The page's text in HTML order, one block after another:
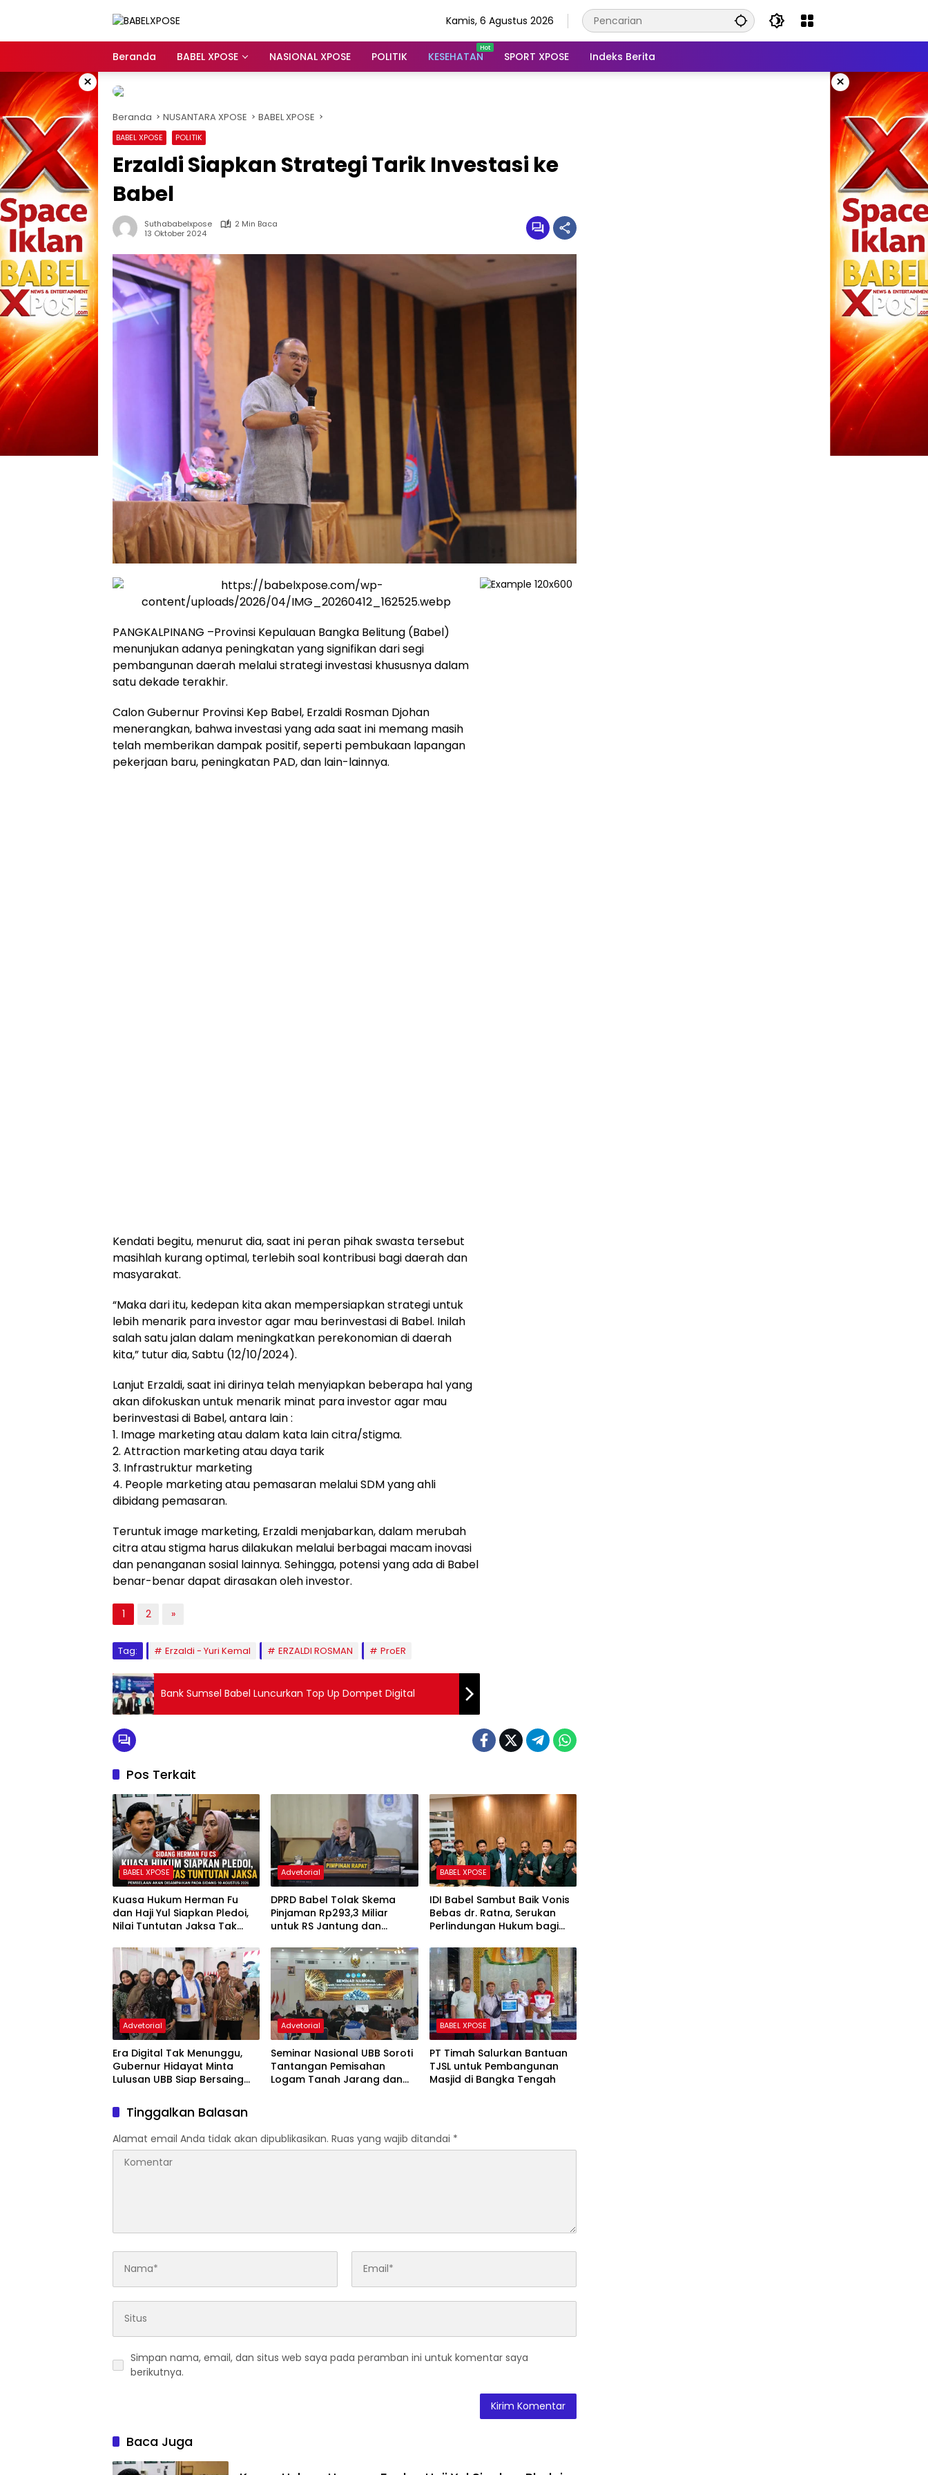
Kamis, 6 Agustus 2026
Beranda BABEL XPOSE NASIONAL XPOSE POLITIK KESEHATAN SPORT XPOSE Indeks Berita
× ×
Beranda NUSANTARA XPOSE BABEL XPOSE
BABEL XPOSE POLITIK
Erzaldi Siapkan Strategi Tarik Investasi ke
Babel
Suthababelxpose
2 Min Baca
13 Oktober 2024
PANGKALPINANG –Provinsi Kepulauan Bangka Belitung (Babel)
menunjukan adanya peningkatan yang signifikan dari segi
pembangunan daerah melalui strategi investasi khususnya dalam
satu dekade terakhir.
Calon Gubernur Provinsi Kep Babel, Erzaldi Rosman Djohan
menerangkan, bahwa investasi yang ada saat ini memang masih
telah memberikan dampak positif, seperti pembukaan lapangan
pekerjaan baru, peningkatan PAD, dan lain-lainnya.
Kendati begitu, menurut dia, saat ini peran pihak swasta tersebut
masihlah kurang optimal, terlebih soal kontribusi bagi daerah dan
masyarakat.
“Maka dari itu, kedepan kita akan mempersiapkan strategi untuk
lebih menarik para investor agar mau berinvestasi di Babel. Inilah
salah satu jalan dalam meningkatkan perekonomian di daerah
kita,” tutur dia, Sabtu (12/10/2024).
Lanjut Erzaldi, saat ini dirinya telah menyiapkan beberapa hal yang
akan difokuskan untuk menarik minat para investor agar mau
berinvestasi di Babel, antara lain :
1. Image marketing atau dalam kata lain citra/stigma.
2. Attraction marketing atau daya tarik
3. Infrastruktur marketing
4. People marketing atau pemasaran melalui SDM yang ahli
dibidang pemasaran.
Teruntuk image marketing, Erzaldi menjabarkan, dalam merubah
citra atau stigma harus dilakukan melalui berbagai macam inovasi
dan penanganan sosial lainnya. Sehingga, potensi yang ada di Babel
benar-benar dapat dirasakan oleh investor.
1 2 »
Tag: Erzaldi - Yuri Kemal ERZALDI ROSMAN ProER
Bank Sumsel Babel Luncurkan Top Up Dompet Digital
Pos Terkait
BABEL XPOSE
Kuasa Hukum Herman Fu
dan Haji Yul Siapkan Pledoi,
Nilai Tuntutan Jaksa Tak
Advetorial
DPRD Babel Tolak Skema
Pinjaman Rp293,3 Miliar
untuk RS Jantung dan
Kejar Royalti Timah
BABEL XPOSE
IDI Babel Sambut Baik Vonis
Bebas dr. Ratna, Serukan
Perlindungan Hukum bagi
Kesehatan
Advetorial
Era Digital Tak Menunggu,
Gubernur Hidayat Minta
Lulusan UBB Siap Bersaing
Advetorial
Seminar Nasional UBB Soroti
Tantangan Pemisahan
Logam Tanah Jarang dan
BABEL XPOSE
PT Timah Salurkan Bantuan
TJSL untuk Pembangunan
Masjid di Bangka Tengah
Tinggalkan Balasan
Alamat email Anda tidak akan dipublikasikan. Ruas yang wajib ditandai *
Simpan nama, email, dan situs web saya pada peramban ini untuk komentar saya
berikutnya.
Baca Juga